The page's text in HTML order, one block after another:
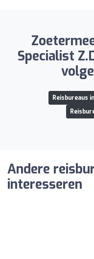
Specialist
Reisbureaus
Andere
interesseren